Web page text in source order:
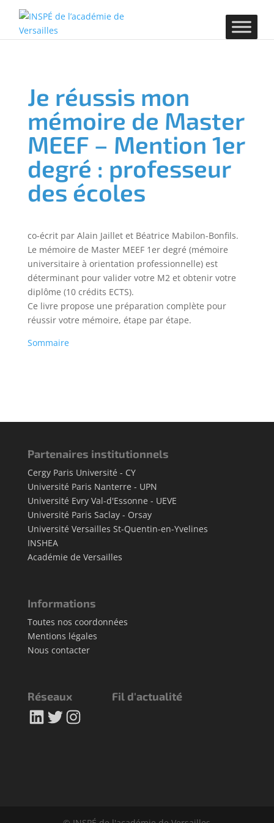
Je réussis mon
mémoire de Master
MEEF – Mention 1er
degré : professeur
des écoles
co-écrit par Alain Jaillet et Béatrice Mabilon-Bonfils.
Le mémoire de Master MEEF 1er degré (mémoire
universitaire à orientation professionnelle) est
déterminant pour valider votre M2 et obtenir votre
diplôme (10 crédits ECTS).
Ce livre propose une préparation complète pour
réussir votre mémoire, étape par étape.
Sommaire
Partenaires institutionnels
Cergy Paris Université - CY
Université Paris Nanterre - UPN
Université Evry Val-d'Essonne - UEVE
Université Paris Saclay - Orsay
Université Versailles St-Quentin-en-Yvelines
INSHEA
Académie de Versailles
Informations
Toutes nos coordonnées
Mentions légales
Nous contacter
Réseaux
LinkedIn
TwitterInstagram
Fil d'actualité